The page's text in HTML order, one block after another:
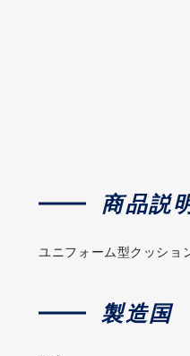
商品説
ユニフォーム型クッショ
製造国